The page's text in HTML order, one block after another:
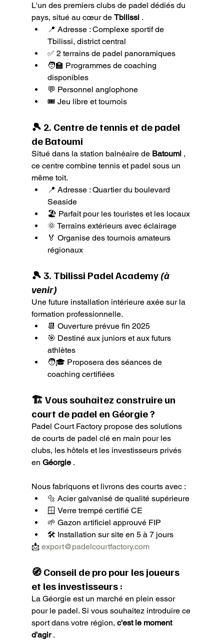
L'un des premiers clubs de padel dédiés du
pays, situé au cœur de Tbilissi .
📍 Adresse : Complexe sportif de
Tbilissi, district central
✅ 2 terrains de padel panoramiques
🧑🏫 Programmes de coaching
disponibles
💬 Personnel anglophone
🎟️ Jeu libre et tournois
🎾 2. Centre de tennis et de padel
de Batoumi
Situé dans la station balnéaire de Batoumi ,
ce centre combine tennis et padel sous un
même toit.
📍 Adresse : Quartier du boulevard
Seaside
🏖️ Parfait pour les touristes et les locaux
🌞 Terrains extérieurs avec éclairage
🏅 Organise des tournois amateurs
régionaux
🎾 3. Tbilissi Padel Academy (à
venir)
Une future installation intérieure axée sur la
formation professionnelle.
📆 Ouverture prévue fin 2025
🎯 Destiné aux juniors et aux futurs
athlètes
🧑🎓 Proposera des séances de
coaching certifiées
🏗️ Vous souhaitez construire un
court de padel en Géorgie ?
Padel Court Factory propose des solutions
de courts de padel clé en main pour les
clubs, les hôtels et les investisseurs privés
en Géorgie .
Nous fabriquons et livrons des courts avec :
🔩 Acier galvanisé de qualité supérieure
🪟 Verre trempé certifié CE
🌱 Gazon artificiel approuvé FIP
🛠️ Installation sur site en 5 à 7 jours
📩 export@padelcourtfactory.com
🧭 Conseil de pro pour les joueurs
et les investisseurs :
La Géorgie est un marché en plein essor
pour le padel. Si vous souhaitez introduire ce
sport dans votre région, c'est le moment
d'agir .